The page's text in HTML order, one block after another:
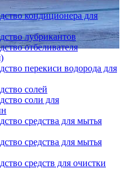
кондиционера для
лубрикантов
отбеливателя
перекиси водорода для
солей
соли для
средства для мытья
средства для мытья
средств для очистки